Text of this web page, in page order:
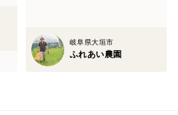
岐阜県大垣市
ふれあい農園